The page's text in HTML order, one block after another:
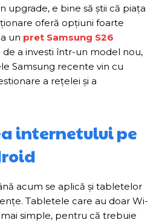
upgrade, e bine să știi că piața
oferă opțiuni foarte
un pret Samsung S26
de a investi într-un model nou,
Samsung recente vin cu
a rețelei și a
internetului pe
acum se aplică și tabletelor
Tabletele care au doar Wi-
mai simple, pentru că trebuie